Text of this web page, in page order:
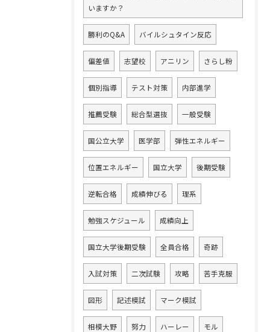
いますか？
勝利のQ&A バイルシュタイン反応
偏差値 志望校 アニリン さらし粉
個別指導 テスト対策 内部進学
推薦受験 総合型選抜 一般受験
国公立大学 医学部 弾性エネルギー
位置エネルギー 国立大学 後期受験
逆転合格 成績伸びる 理系
勉強スケジュール 成績向上
国立大学後期受験 全員合格 奇跡
入試対策 二次試験 攻略 苦手克服
図形 記述模試 マーク模試
相模大野 努力 ハーレー モル